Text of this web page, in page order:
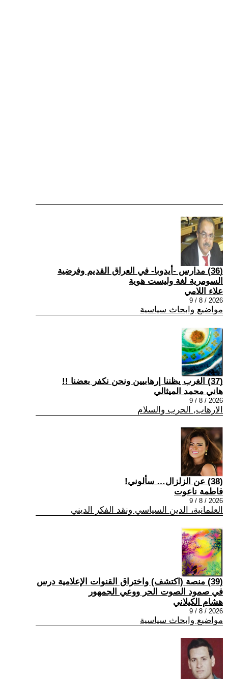
(36) مدارس -أيدوبا- في العراق القديم وفرضية
السومرية لغة وليست هوية
علاء اللامي
2026 / 8 / 9
مواضيع وابحاث سياسية
(37) الغرب يظننا إرهابيين ونحن نكفر بعضنا !!
هاني محمد الميثالي
2026 / 8 / 9
الارهاب, الحرب والسلام
(38) عن الزلزال… سألوني!
فاطمة ناعوت
2026 / 8 / 9
العلمانية، الدين السياسي ونقد الفكر الديني
(39) منصة (اكتشف) واختراق القنوات الإعلامية درس
في صمود الصوت الحر ووعي الجمهور
هشام الكيلاني
2026 / 8 / 9
مواضيع وابحاث سياسية